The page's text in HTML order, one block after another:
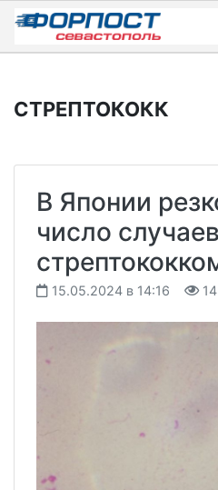
Skip
content
СТРЕПТОКОКК
В Японии
число
15.05.2024 в 14:16